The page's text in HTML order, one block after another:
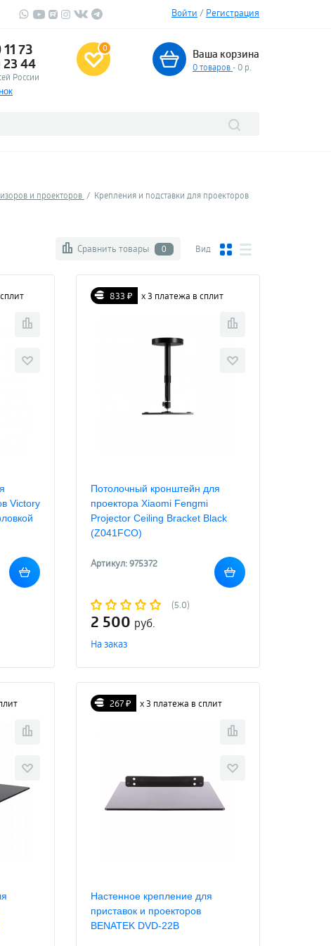
Войти / Регистрация
73
44
России
0 Ваша корзина
0товаров - 0 р.
и проекторов Крепления и подставки для проекторов
Сравнить товары 0 Вид
Victory
833 ₽ х 3 платежа в сплит
Потолочный кронштейн для
проектора Xiaomi Fengmi
Projector Ceiling Bracket Black
(Z041FCO)
Артикул: 975372
(5.0)
2 500 руб.
На заказ
267 ₽ х 3 платежа в сплит
Настенное крепление для
приставок и проекторов
BENATEK DVD-22B